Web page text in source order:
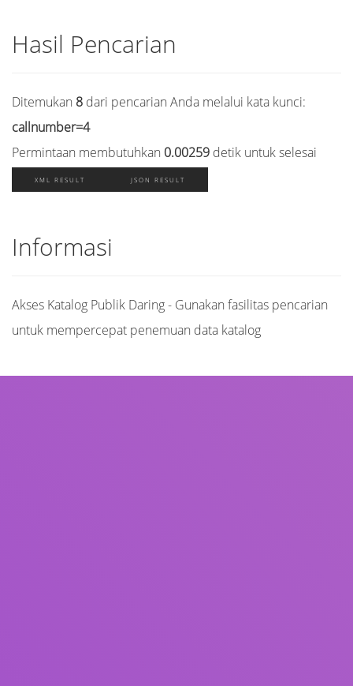
Hasil Pencarian
Ditemukan 8 dari pencarian Anda melalui kata kunci:
callnumber=4
Permintaan membutuhkan 0.00259 detik untuk selesai
XML RESULT JSON RESULT
Informasi
Akses Katalog Publik Daring - Gunakan fasilitas pencarian
untuk mempercepat penemuan data katalog